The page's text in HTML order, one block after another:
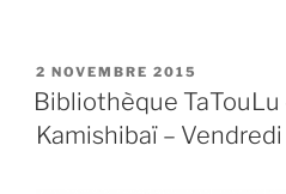
PUBLIÉ
LE
2 NOVEMBRE 2015
Bibliothèque
Kamishibaï –